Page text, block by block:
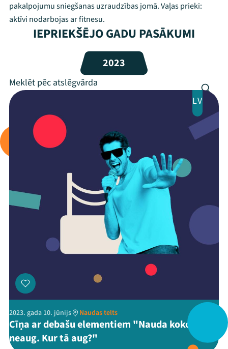
Mana programma
Festivāls
Programma
Viņi bija LAMPĀ 2026
Jaunumi
Ziedo
Veikals
Kontakti
ThreadsFacebookYoutube TikTok
pakalpojumu sniegšanas uzraudzības jomā. Vaļas prieki:
aktīvi nodarbojas ar fitnesu.
IEPRIEKŠĒJO GADU PASĀKUMI
2023
LV
2023. gada 10. jūnijs Naudas telts
Cīņa ar debašu elementiem "Nauda kokos
neaug. Kur tā aug?"